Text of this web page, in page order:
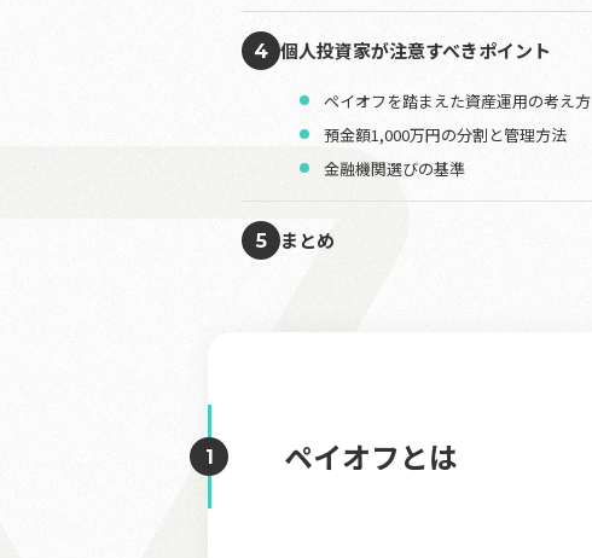
4 個人投資家が注意すべきポイント
ペイオフを踏まえた資産運用の考え方
預金額1,000万円の分割と管理方法
金融機関選びの基準
5 まとめ
ペイオフとは